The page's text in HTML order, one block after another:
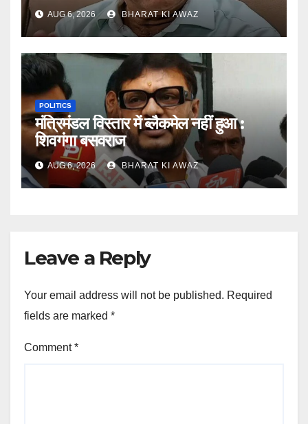
AUG 6, 2026 BHARAT KI AWAZ
POLITICS
मंत्रिमंडल विस्तार में ब्लैकमेल नहीं हुआ :
शिवगंगा बसवराज
AUG 6, 2026 BHARAT KI AWAZ
Leave a Reply
Your email address will not be published. Required
fields are marked *
Comment*